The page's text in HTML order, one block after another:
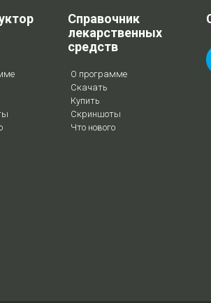
Справочник
лекарственных
средств
О программе
Скачать
Купить
Скриншоты
Что нового